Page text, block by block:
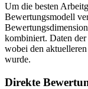
Um die besten
Bewertungsmodell
kombiniert. Daten
wobei den
wurde.
Direkte